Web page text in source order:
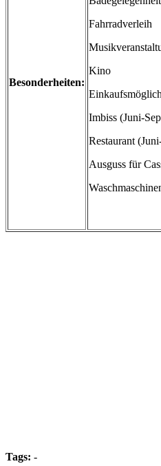
Besonderheiten:
Fahrradverleih
Kino
Imbiss (Juni-
Restaurant
Ausguss für
Tags: -